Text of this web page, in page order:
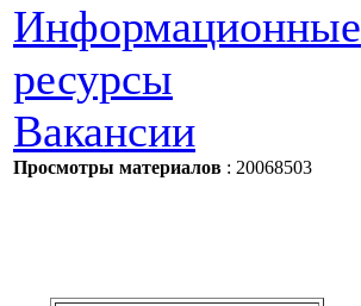
Информационные
ресурсы
Вакансии
Просмотры материалов : 20068503